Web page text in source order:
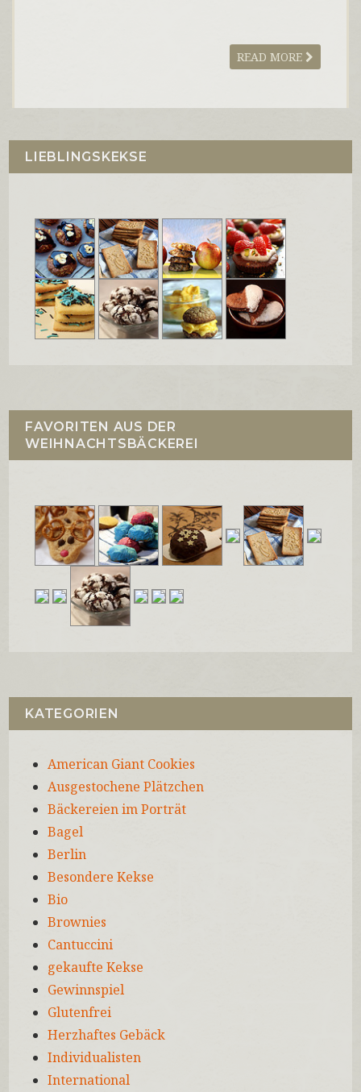
READ MORE
LIEBLINGSKEKSE
FAVORITEN AUS DER
WEIHNACHTSBÄCKEREI
KATEGORIEN
American Giant Cookies
Ausgestochene Plätzchen
Bäckereien im Porträt
Bagel
Berlin
Besondere Kekse
Bio
Brownies
Cantuccini
gekaufte Kekse
Gewinnspiel
Glutenfrei
Herzhaftes Gebäck
Individualisten
International